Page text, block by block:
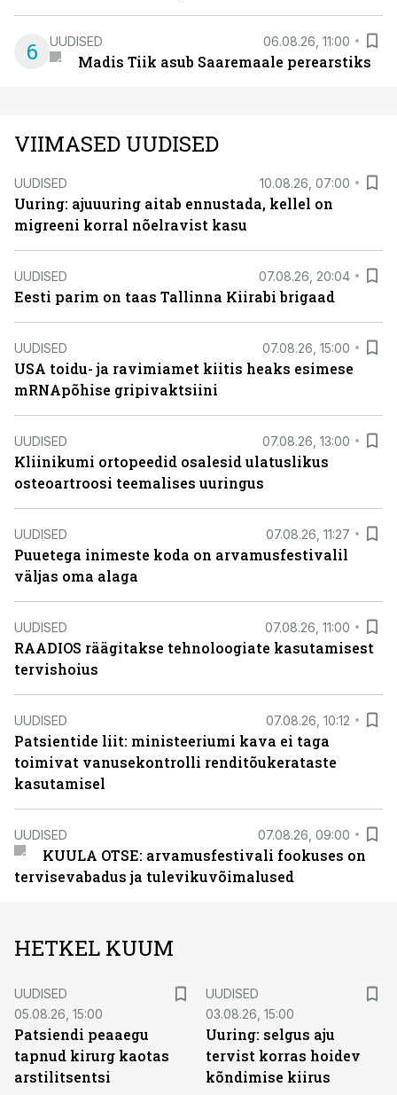
6 UUDISED 06.08.26, 11:00
Madis Tiik asub Saaremaale perearstiks
VIIMASED UUDISED
UUDISED 10.08.26, 07:00
Uuring: ajuuuring aitab ennustada, kellel on
migreeni korral nõelravist kasu
UUDISED 07.08.26, 20:04
Eesti parim on taas Tallinna Kiirabi brigaad
UUDISED 07.08.26, 15:00
USA toidu- ja ravimiamet kiitis heaks esimese
mRNApõhise gripivaktsiini
UUDISED 07.08.26, 13:00
Kliinikumi ortopeedid osalesid ulatuslikus
osteoartroosi teemalises uuringus
UUDISED 07.08.26, 11:27
Puuetega inimeste koda on arvamusfestivalil
väljas oma alaga
UUDISED 07.08.26, 11:00
RAADIOS räägitakse tehnoloogiate kasutamisest
tervishoius
UUDISED 07.08.26, 10:12
Patsientide liit: ministeeriumi kava ei taga
toimivat vanusekontrolli renditõukerataste
kasutamisel
UUDISED 07.08.26, 09:00
KUULA OTSE: arvamusfestivali fookuses on
tervisevabadus ja tulevikuvõimalused
HETKEL KUUM
UUDISED
05.08.26, 15:00
Patsiendi peaaegu
tapnud kirurg kaotas
arstilitsentsi
UUDISED
03.08.26, 15:00
Uuring: selgus aju
tervist korras hoidev
kõndimise kiirus